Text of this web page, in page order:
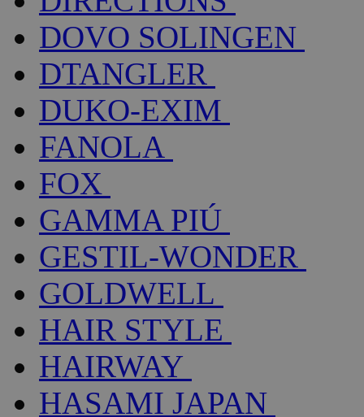
DOVO SOLINGEN
DTANGLER
DUKO-EXIM
FANOLA
FOX
GAMMA PIÚ
GESTIL-WONDER
GOLDWELL
HAIR STYLE
HAIRWAY
HASAMI JAPAN